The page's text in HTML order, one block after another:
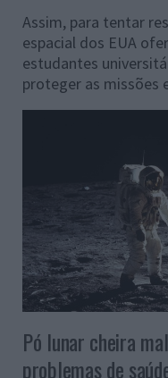
Assim, para tentar
espacial dos EUA
estudantes
proteger as missões
Pó lunar cheira
problemas de